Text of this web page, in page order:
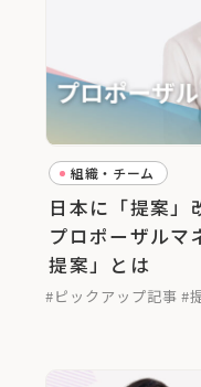
組織・チーム
日本に「提案」
プロポーザルマ
提案」とは
#ピックアップ記事 #